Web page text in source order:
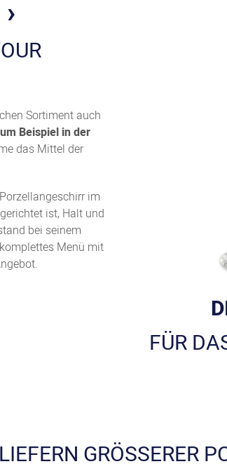
Sortiment auch
Beispiel in der
das Mittel der
im
ist, Halt und
bei seinem
Menü mit
FÜR
GRÖSSERER